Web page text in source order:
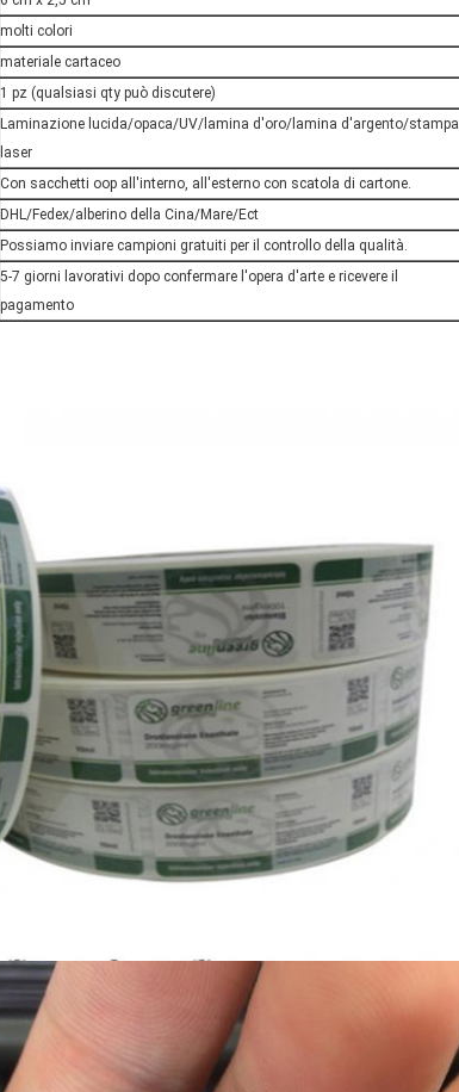
molti colori
materiale cartaceo
1 pz (qualsiasi qty può discutere)
Laminazione lucida/opaca/UV/lamina d'oro/lamina d'argento/stampa
laser
Con sacchetti oop all'interno, all'esterno con scatola di cartone.
DHL/Fedex/alberino della Cina/Mare/Ect
Possiamo inviare campioni gratuiti per il controllo della qualità.
5-7 giorni lavorativi dopo confermare l'opera d'arte e ricevere il
pagamento